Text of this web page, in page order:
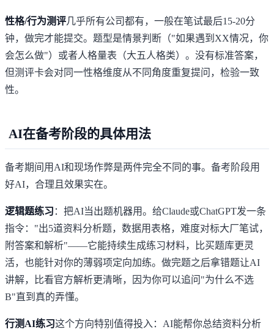
性格/行为测评几乎所有公司都有，一般在笔试最后15-20分
钟，做完才能提交。题型是情景判断（"如果遇到XX情况，你
会怎么做"）或者人格量表（大五人格类）。没有标准答案，
但测评卡会对同一性格维度从不同角度重复提问，检验一致
性。
AI在备考阶段的具体用法
备考期间用AI和现场作弊是两件完全不同的事。备考阶段用
好AI，合理且效果实在。
逻辑题练习 ：把AI当出题机器用。给Claude或ChatGPT发一条
指令："出5道资料分析题，数据用表格，难度对标大厂笔试，
附答案和解析"——它能持续生成练习材料，比买题库更灵
活，也能针对你的薄弱项定向加练。做完题之后拿错题让AI
讲解，比看官方解析更清晰，因为你可以追问"为什么不选
B"直到真的弄懂。
行测AI练习这个方向特别值得投入：AI能帮你总结资料分析